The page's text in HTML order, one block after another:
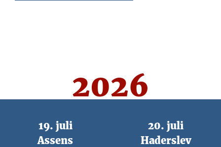
2026
19. juli
Assens
20. juli
Haderslev